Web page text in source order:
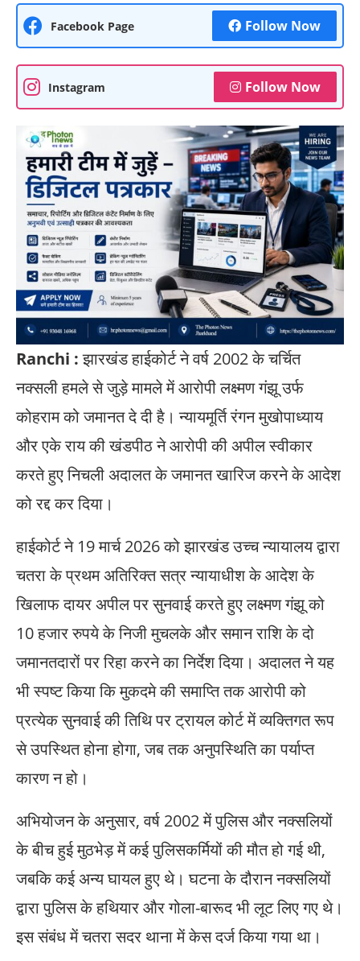
Facebook Page Follow Now
Instagram Follow Now
Ranchi :झारखंड हाईकोर्ट ने वर्ष 2002 के चर्चित
नक्सली हमले से जुड़े मामले में आरोपी लक्ष्मण गंझू उर्फ
कोहराम को जमानत दे दी है। न्यायमूर्ति रंगन मुखोपाध्याय
और एके राय की खंडपीठ ने आरोपी की अपील स्वीकार
करते हुए निचली अदालत के जमानत खारिज करने के आदेश
को रद्द कर दिया।
हाईकोर्ट ने 19 मार्च 2026 को झारखंड उच्च न्यायालय द्वारा
चतरा के प्रथम अतिरिक्त सत्र न्यायाधीश के आदेश के
खिलाफ दायर अपील पर सुनवाई करते हुए लक्ष्मण गंझू को
10 हजार रुपये के निजी मुचलके और समान राशि के दो
जमानतदारों पर रिहा करने का निर्देश दिया। अदालत ने यह
भी स्पष्ट किया कि मुकदमे की समाप्ति तक आरोपी को
प्रत्येक सुनवाई की तिथि पर ट्रायल कोर्ट में व्यक्तिगत रूप
से उपस्थित होना होगा, जब तक अनुपस्थिति का पर्याप्त
कारण न हो।
अभियोजन के अनुसार, वर्ष 2002 में पुलिस और नक्सलियों
के बीच हुई मुठभेड़ में कई पुलिसकर्मियों की मौत हो गई थी,
जबकि कई अन्य घायल हुए थे। घटना के दौरान नक्सलियों
द्वारा पुलिस के हथियार और गोला-बारूद भी लूट लिए गए थे।
इस संबंध में चतरा सदर थाना में केस दर्ज किया गया था।